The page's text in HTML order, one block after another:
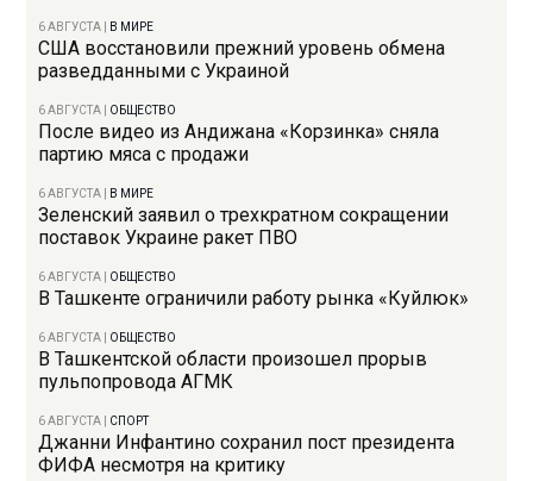
6 АВГУСТА В МИРЕ
США восстановили прежний уровень обмена
разведданными с Украиной
6 АВГУСТА ОБЩЕСТВО
После видео из Андижана «Корзинка» сняла
партию мяса с продажи
6 АВГУСТА В МИРЕ
Зеленский заявил о трехкратном сокращении
поставок Украине ракет ПВО
6 АВГУСТА ОБЩЕСТВО
В Ташкенте ограничили работу рынка «Куйлюк»
6 АВГУСТА ОБЩЕСТВО
В Ташкентской области произошел прорыв
пульпопровода АГМК
6 АВГУСТА СПОРТ
Джанни Инфантино сохранил пост президента
ФИФА несмотря на критику